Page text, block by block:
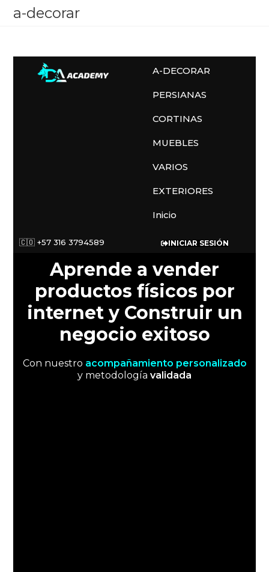
a-decorar
A-DECORAR
PERSIANAS
CORTINAS
MUEBLES
VARIOS
EXTERIORES
Inicio
🇨🇴 +57 316 3794589 INICIAR SESIÓN
Aprende a vender
productos físicos por
internet y Construir un
negocio exitoso
Con nuestro acompañamiento personalizado
y metodología validada